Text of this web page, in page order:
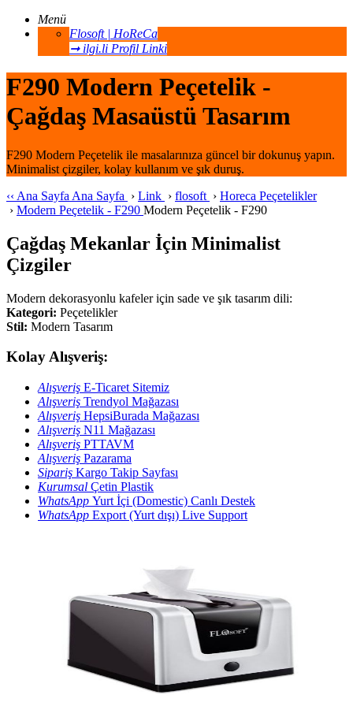
Menü
Flosoft | HoReCa
➞ ilgi.li Profil Linki
F290 Modern Peçetelik -
Çağdaş Masaüstü Tasarım
F290 Modern Peçetelik ile masalarınıza güncel bir dokunuş yapın.
Minimalist çizgiler, kolay kullanım ve şık duruş.
‹‹ Ana Sayfa Ana Sayfa › Link › flosoft › Horeca Peçetelikler
› Modern Peçetelik - F290 Modern Peçetelik - F290
Çağdaş Mekanlar İçin Minimalist
Çizgiler
Modern dekorasyonlu kafeler için sade ve şık tasarım dili:
Kategori: Peçetelikler
Stil: Modern Tasarım
Kolay Alışveriş:
Alışveriş E-Ticaret Sitemiz
Alışveriş Trendyol Mağazası
Alışveriş HepsiBurada Mağazası
Alışveriş N11 Mağazası
Alışveriş PTTAVM
Alışveriş Pazarama
Sipariş Kargo Takip Sayfası
Kurumsal Çetin Plastik
WhatsApp Yurt İçi (Domestic) Canlı Destek
WhatsApp Export (Yurt dışı) Live Support